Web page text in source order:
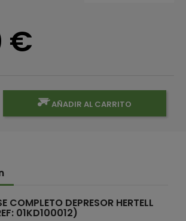
€
AÑADIR AL CARRITO
COMPLETO DEPRESOR HERTELL
01KD100012)